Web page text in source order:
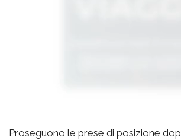
Proseguono le prese di posizione